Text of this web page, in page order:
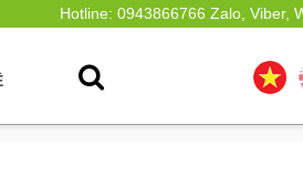
Hotline: 0943866766 Zalo, Viber,